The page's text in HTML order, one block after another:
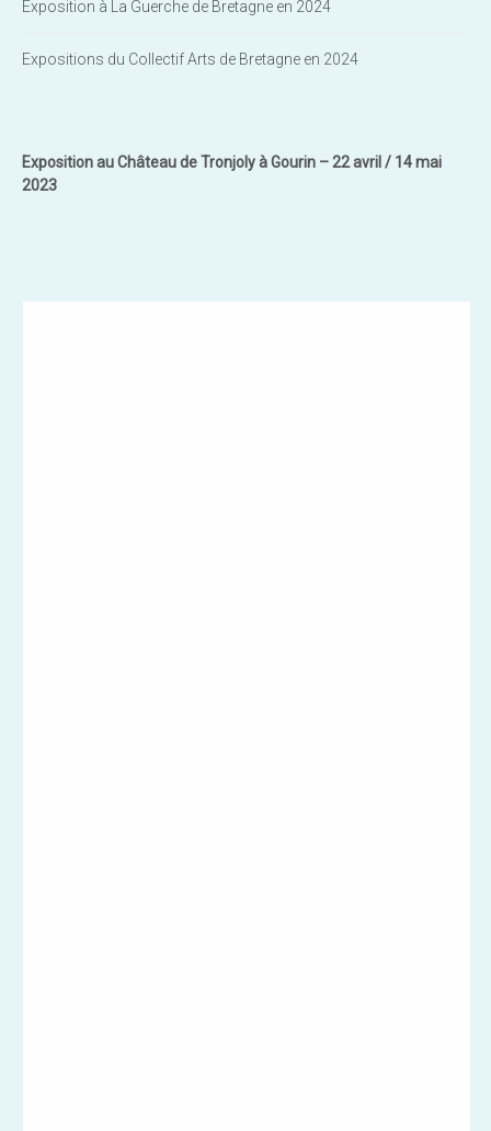
Exposition à La Guerche de Bretagne en 2024
Expositions du Collectif Arts de Bretagne en 2024
Exposition au Château de Tronjoly à Gourin – 22 avril / 14 mai
2023